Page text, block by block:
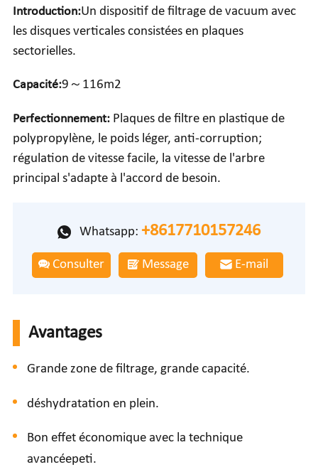
Introduction:Un dispositif de filtrage de vacuum avec
les disques verticales consistées en plaques
sectorielles.
Capacité:9～116m2
Perfectionnement:Plaques de filtre en plastique de
polypropylène, le poids léger, anti-corruption;
régulation de vitesse facile, la vitesse de l'arbre
principal s'adapte à l'accord de besoin.
Whatsapp: +8617710157246
Consulter Message E-mail
Avantages
Grande zone de filtrage, grande capacité.
déshydratation en plein.
Bon effet économique avec la technique
avancéepeti.